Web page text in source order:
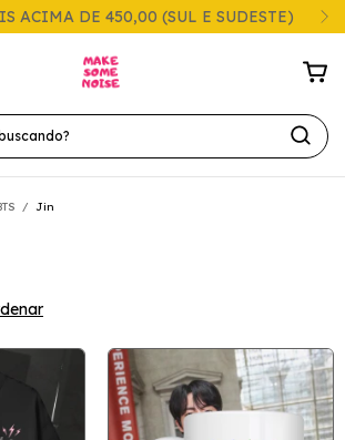
ACIMA DE 450,00 (SUL E SUDESTE)
/ Jin